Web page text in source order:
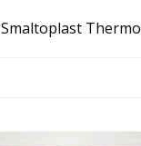
Smaltoplast Thermo